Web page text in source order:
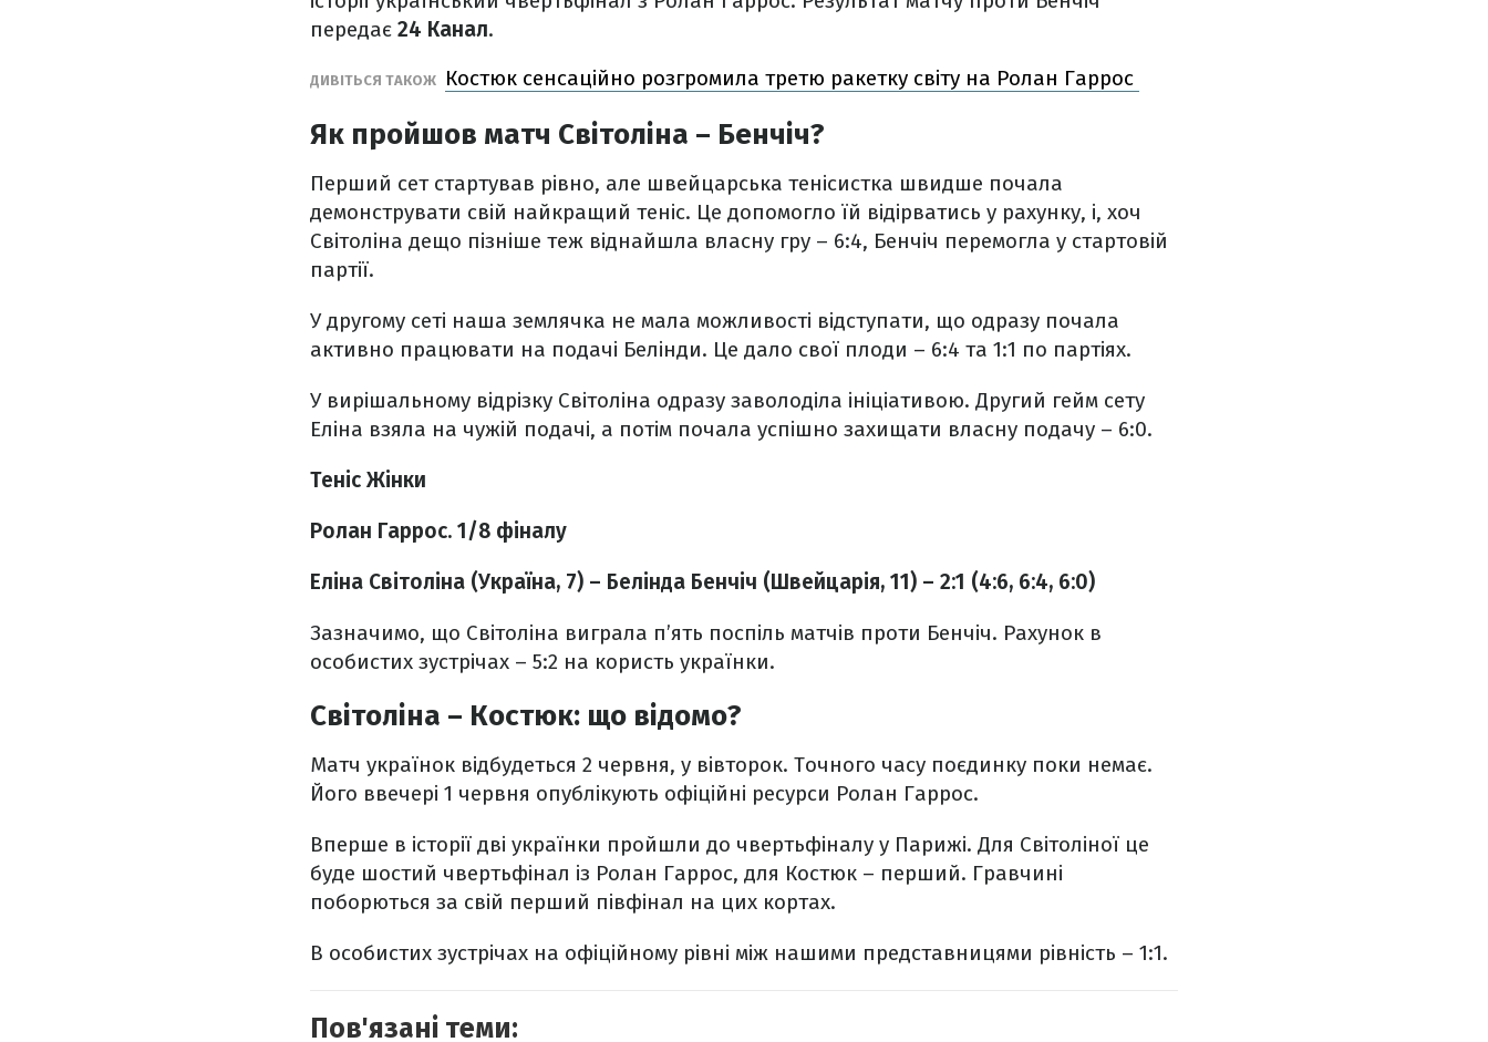
передає 24 Канал.
ДИВІТЬСЯ ТАКОЖ Костюк сенсаційно розгромила третю ракетку світу на Ролан Гаррос
Як пройшов матч Світоліна – Бенчіч?
Перший сет стартував рівно, але швейцарська тенісистка швидше почала
демонструвати свій найкращий теніс. Це допомогло їй відірватись у рахунку, і, хоч
Світоліна дещо пізніше теж віднайшла власну гру – 6:4, Бенчіч перемогла у стартовій
партії.
У другому сеті наша землячка не мала можливості відступати, що одразу почала
активно працювати на подачі Белінди. Це дало свої плоди – 6:4 та 1:1 по партіях.
У вирішальному відрізку Світоліна одразу заволоділа ініціативою. Другий гейм сету
Еліна взяла на чужій подачі, а потім почала успішно захищати власну подачу – 6:0.
Теніс Жінки
Ролан Гаррос. 1/8 фіналу
Еліна Світоліна (Україна, 7) – Белінда Бенчіч (Швейцарія, 11) – 2:1 (4:6, 6:4, 6:0)
Зазначимо, що Світоліна виграла п’ять поспіль матчів проти Бенчіч. Рахунок в
особистих зустрічах – 5:2 на користь українки.
Світоліна – Костюк: що відомо?
Матч українок відбудеться 2 червня, у вівторок. Точного часу поєдинку поки немає.
Його ввечері 1 червня опублікують офіційні ресурси Ролан Гаррос.
Вперше в історії дві українки пройшли до чвертьфіналу у Парижі. Для Світоліної це
буде шостий чвертьфінал із Ролан Гаррос, для Костюк – перший. Гравчині
поборються за свій перший півфінал на цих кортах.
В особистих зустрічах на офіційному рівні між нашими представницями рівність – 1:1.
Пов'язані теми: